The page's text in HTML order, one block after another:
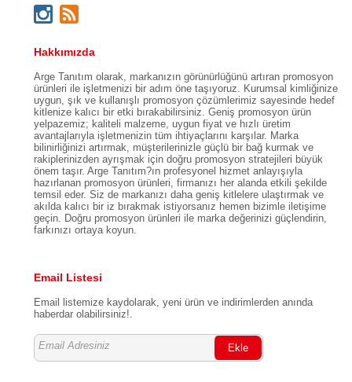
Hakkımızda
Arge Tanıtım olarak, markanızın görünürlüğünü artıran promosyon
ürünleri ile işletmenizi bir adım öne taşıyoruz. Kurumsal kimliğinize
uygun, şık ve kullanışlı promosyon çözümlerimiz sayesinde hedef
kitlenize kalıcı bir etki bırakabilirsiniz. Geniş promosyon ürün
yelpazemiz; kaliteli malzeme, uygun fiyat ve hızlı üretim
avantajlarıyla işletmenizin tüm ihtiyaçlarını karşılar. Marka
bilinirliğinizi artırmak, müşterilerinizle güçlü bir bağ kurmak ve
rakiplerinizden ayrışmak için doğru promosyon stratejileri büyük
önem taşır. Arge Tanıtım?ın profesyonel hizmet anlayışıyla
hazırlanan promosyon ürünleri, firmanızı her alanda etkili şekilde
temsil eder. Siz de markanızı daha geniş kitlelere ulaştırmak ve
akılda kalıcı bir iz bırakmak istiyorsanız hemen bizimle iletişime
geçin. Doğru promosyon ürünleri ile marka değerinizi güçlendirin,
farkınızı ortaya koyun.
Email Listesi
Email listemize kaydolarak, yeni ürün ve indirimlerden anında
haberdar olabilirsiniz!.
Ekle